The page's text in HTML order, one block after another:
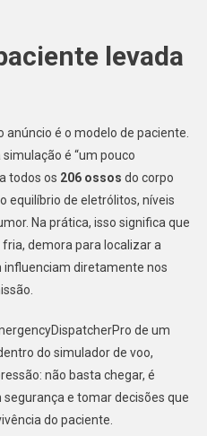
levada
é o modelo de paciente.
é “um pouco
todos os 206 ossos do corpo
equilíbrio de eletrólitos, níveis
Na prática, isso significa que
demora para localizar a
diretamente nos
de um
do simulador de voo,
não basta chegar, é
e tomar decisões que
do paciente.